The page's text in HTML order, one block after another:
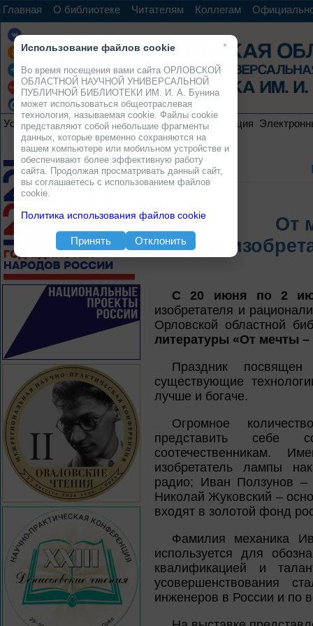
Главная О библиотеке Читателям Коллегам
Услуги Ресурсы Проекты Электронная коллекция
От
Ко Дню
С 20 июня по 2
изобретателя и
Орловской областной
литературы «От мечты
Праздник
существующие
лучше и богаче.
Огромное
представить себе
соотечественникам.
изобретатель лампы
радио; Иван Ползунов –
Николай Жуковский –
входят в золотой фонд
Фамилия механика
используется для
квалификацией и
усовершенствования
инженеров в России и по
×
Использование файлов cookie
Во время посещения вами сайта ОРЛОВСКОЙ
ОБЛАСТНОЙ НАУЧНОЙ УНИВЕРСАЛЬНОЙ
ПУБЛИЧНОЙ БИБЛИОТЕКИ ИМ. И. А. Бунина
может использоваться общеотраслевая
технология, называемая cookie. Файлы cookie
представляют собой небольшие фрагменты
данных, которые временно сохраняются на
вашем компьютере или мобильном устройстве и
обеспечивают более эффективную работу
сайта. Продолжая просматривать данный сайт,
вы соглашаетесь с использованием файлов
cookie.
Политика использования файлов cookie
Принять Отклонить